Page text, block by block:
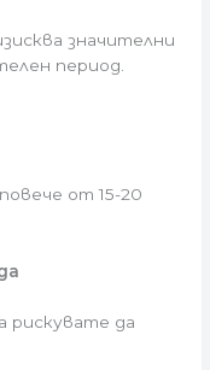
значителни
период.
от 15-20
рискувате да